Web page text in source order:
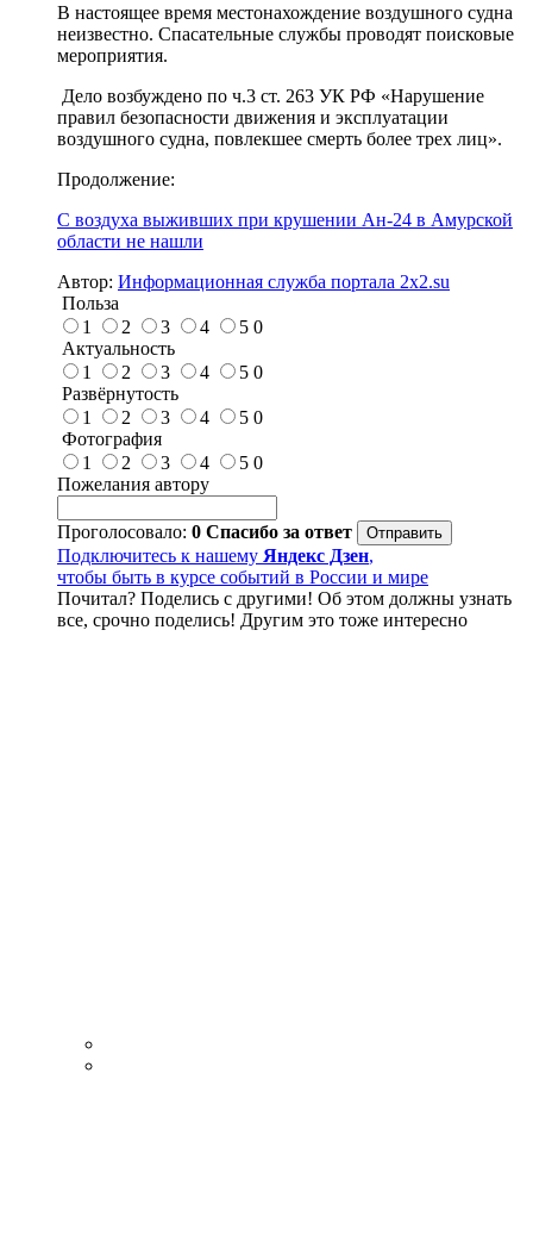
В настоящее время местонахождение воздушного судна
неизвестно. Спасательные службы проводят поисковые
мероприятия.
Дело возбуждено по ч.3 ст. 263 УК РФ «Нарушение
правил безопасности движения и эксплуатации
воздушного судна, повлекшее смерть более трех лиц».
Продолжение:
С воздуха выживших при крушении Ан-24 в Амурской
области не нашли
Автор: Информационная служба портала 2x2.su
Польза
1
2 3 4 5 0
Актуальность
1
2 3 4 5 0
Развёрнутость
1
2 3 4 5 0
Фотография
1
2 3 4 5 0
Пожелания автору
Проголосовало: 0 Спасибо за ответ
Подключитесь к нашему Яндекс Дзен,
чтобы быть в курсе событий в России и мире
Почитал? Поделись с другими! Об этом должны узнать
все, срочно поделись! Другим это тоже интересно